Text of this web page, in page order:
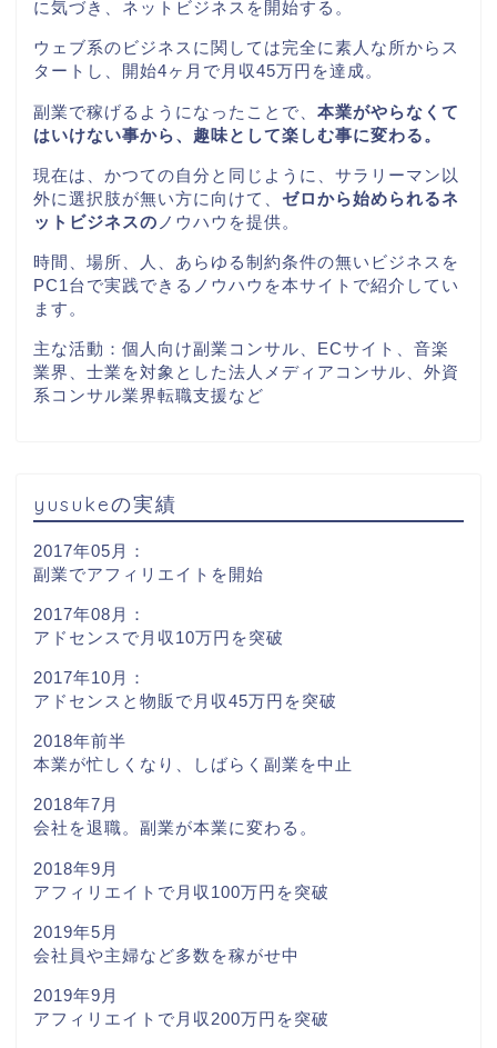
に気づき、ネットビジネスを開始する。
ウェブ系のビジネスに関しては完全に素人な所からス
タートし、開始4ヶ月で月収45万円を達成。
副業で稼げるようになったことで、 本業がやらなくて
はいけない事から、趣味として楽しむ事に変わる。
現在は、かつての自分と同じように、サラリーマン以
外に選択肢が無い方に向けて、 ゼロから始められるネ
ットビジネスの ノウハウを提供。
時間、場所、人、あらゆる制約条件の無いビジネスを
PC1台で実践できるノウハウを本サイトで紹介してい
ます。
主な活動：個人向け副業コンサル、ECサイト、音楽
業界、士業を対象とした法人メディアコンサル、外資
系コンサル業界転職支援など
yusukeの実績
2017年05月：
副業でアフィリエイトを開始
2017年08月：
アドセンスで月収10万円を突破
2017年10月：
アドセンスと物販で月収45万円を突破
2018年前半
本業が忙しくなり、しばらく副業を中止
2018年7月
会社を退職。副業が本業に変わる。
2018年9月
アフィリエイトで月収100万円を突破
2019年5月
会社員や主婦など多数を稼がせ中
2019年9月
アフィリエイトで月収200万円を突破